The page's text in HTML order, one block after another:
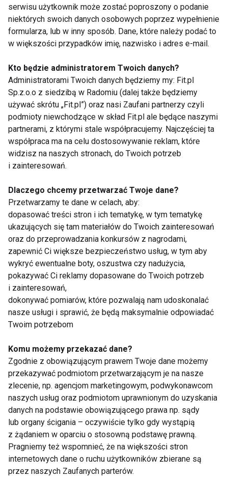
Taniec z Gwiazdami - odcinek
szósty
Magdalena Wójcik i Robert
Rowiński
świata FIT!
Zapisz się do naszego newslettera
Wyrażam zgodę na otrzymywanie informacji
handlowej drogą elektroniczną na podany adres e-mail
przez FIT.PL. Więcej informacji znajdziesz w Polityce
Prywatności.
WSPÓŁPRACA
REDAKCJA
PRYWATNOŚĆ
serwisu użytkownik może zostać poproszony o podanie
niektórych swoich danych osobowych poprzez wypełnienie
formularza, lub w inny sposób. Dane, które należy podać to
w większości przypadków imię, nazwisko i adres e-mail.
Kto będzie administratorem Twoich danych?
Administratorami Twoich danych będziemy my: Fit.pl
Sp.z.o.o z siedzibą w Radomiu (dalej także będziemy
używać skrótu „Fit.pl”) oraz nasi Zaufani partnerzy czyli
podmioty niewchodzące w skład Fit.pl ale będące naszymi
partnerami, z którymi stale współpracujemy. Najczęściej ta
współpraca ma na celu dostosowywanie reklam, które
widzisz na naszych stronach, do Twoich potrzeb
i zainteresowań.
Dlaczego chcemy przetwarzać Twoje dane?
Przetwarzamy te dane w celach, aby:
dopasować treści stron i ich tematykę, w tym tematykę
ukazujących się tam materiałów do Twoich zainteresowań
oraz do przeprowadzania konkursów z nagrodami,
zapewnić Ci większe bezpieczeństwo usług, w tym aby
wykryć ewentualne boty, oszustwa czy nadużycia,
pokazywać Ci reklamy dopasowane do Twoich potrzeb
i zainteresowań,
dokonywać pomiarów, które pozwalają nam udoskonalać
nasze usługi i sprawić, że będą maksymalnie odpowiadać
Twoim potrzebom
Komu możemy przekazać dane?
Zgodnie z obowiązującym prawem Twoje dane możemy
przekazywać podmiotom przetwarzającym je na nasze
zlecenie, np. agencjom marketingowym, podwykonawcom
naszych usług oraz podmiotom uprawnionym do uzyskania
danych na podstawie obowiązującego prawa np. sądy
lub organy ścigania – oczywiście tylko gdy wystąpią
z żądaniem w oparciu o stosowną podstawę prawną.
Pragniemy też wspomnieć, że na większości stron
internetowych dane o ruchu użytkowników zbierane są
przez naszych Zaufanych parterów.